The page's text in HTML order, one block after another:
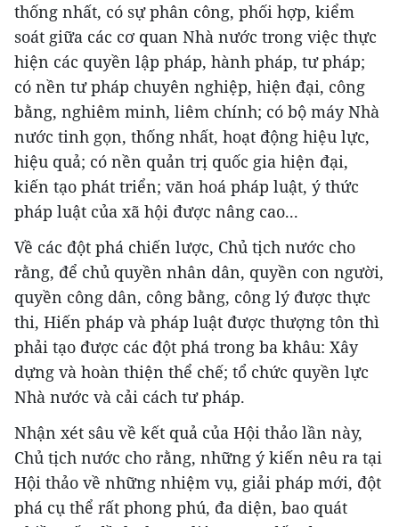
thống nhất, có sự phân công, phối hợp, kiểm
soát giữa các cơ quan Nhà nước trong việc thực
hiện các quyền lập pháp, hành pháp, tư pháp;
có nền tư pháp chuyên nghiệp, hiện đại, công
bằng, nghiêm minh, liêm chính; có bộ máy Nhà
nước tinh gọn, thống nhất, hoạt động hiệu lực,
hiệu quả; có nền quản trị quốc gia hiện đại,
kiến tạo phát triển; văn hoá pháp luật, ý thức
pháp luật của xã hội được nâng cao...
Về các đột phá chiến lược, Chủ tịch nước cho
rằng, để chủ quyền nhân dân, quyền con người,
quyền công dân, công bằng, công lý được thực
thi, Hiến pháp và pháp luật được thượng tôn thì
phải tạo được các đột phá trong ba khâu: Xây
dựng và hoàn thiện thể chế; tổ chức quyền lực
Nhà nước và cải cách tư pháp.
Nhận xét sâu về kết quả của Hội thảo lần này,
Chủ tịch nước cho rằng, những ý kiến nêu ra tại
Hội thảo về những nhiệm vụ, giải pháp mới, đột
phá cụ thể rất phong phú, đa diện, bao quát